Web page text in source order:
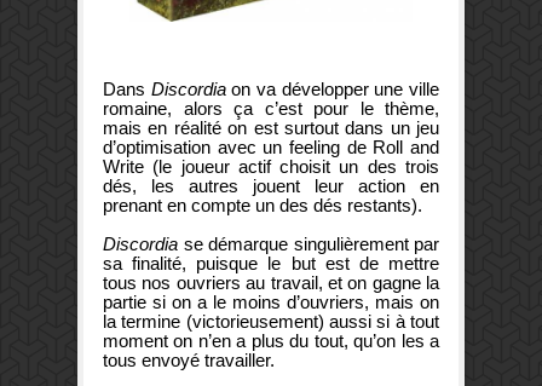
Dans Discordiaon va développer une ville
romaine, alors ça c’est pour le thème,
mais en réalité on est surtout dans un jeu
d’optimisation avec un feeling de Roll and
Write (le joueur actif choisit un des trois
dés, les autres jouent leur action en
prenant en compte un des dés restants).
Discordia se démarque singulièrement par
sa finalité, puisque le but est de mettre
tous nos ouvriers au travail, et on gagne la
partie si on a le moins d’ouvriers, mais on
la termine (victorieusement) aussi si à tout
moment on n’en a plus du tout, qu’on les a
tous envoyé travailler.